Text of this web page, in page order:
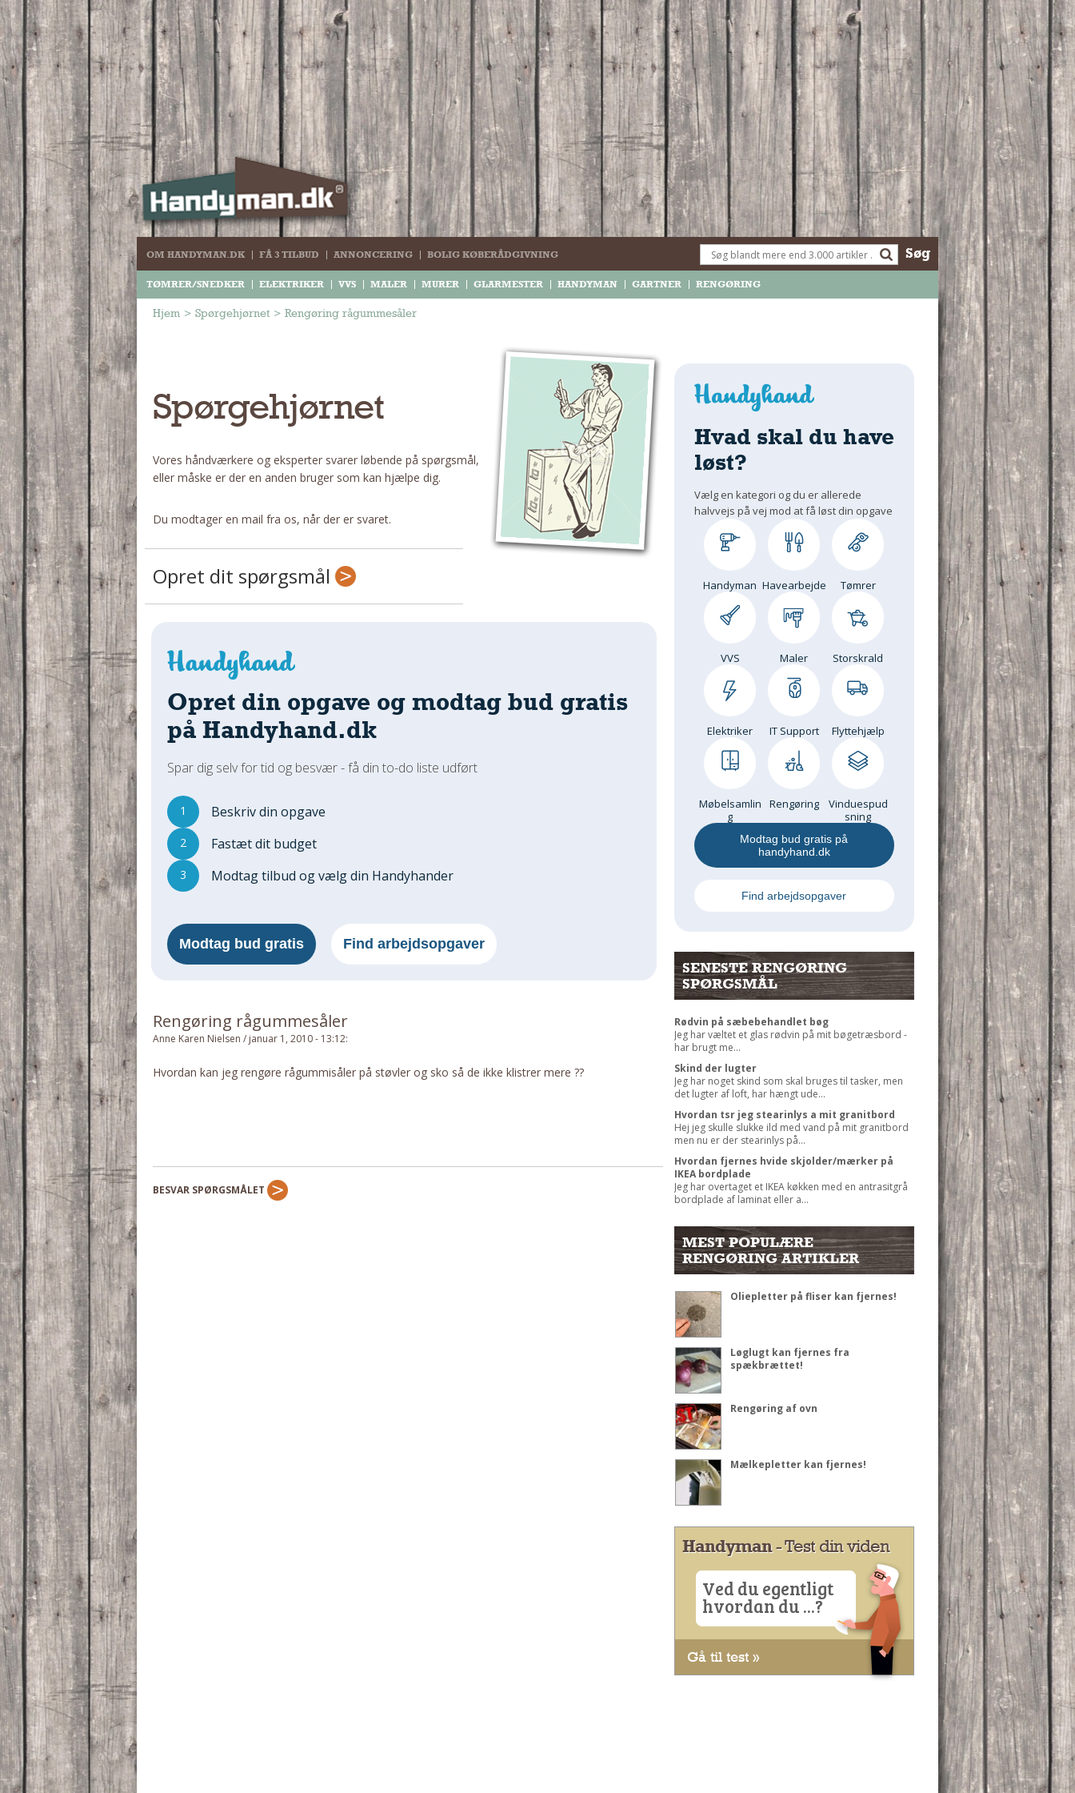
OM HANDYMAN.DK FÅ 3 TILBUD ANNONCERING BOLIG KØBERÅDGIVNING
TØMRER/SNEDKER ELEKTRIKER VVS MALER MURER GLARMESTER HANDYMAN GARTNER RENGØRING
Søg
Hjem > Spørgehjørnet > Rengøring rågummesåler
Spørgehjørnet
Vores håndværkere og eksperter svarer løbende på spørgsmål,
eller måske er der en anden bruger som kan hjælpe dig.
Du modtager en mail fra os, når der er svaret.
Opret dit spørgsmål
Opret din opgave og modtag bud gratis
på Handyhand.dk
Spar dig selv for tid og besvær - få din to-do liste udført
1 Beskriv din opgave
2 Fastæt dit budget
3 Modtag tilbud og vælg din Handyhander
Modtag bud gratis Find arbejdsopgaver
Rengøring rågummesåler
Anne Karen Nielsen / januar 1, 2010 - 13:12:
Hvordan kan jeg rengøre rågummisåler på støvler og sko så de ikke klistrer mere ??
BESVAR SPØRGSMÅLET
Hvad skal du have
løst?
Vælg en kategori og du er allerede
halvvejs på vej mod at få løst din opgave
Handyman Havearbejde Tømrer
VVS Maler Storskrald
Elektriker IT Support Flyttehjælp
Møbelsamlin
g
Rengøring
Vinduespud
sning
Modtag bud gratis på
handyhand.dk
Find arbejdsopgaver
SENESTE RENGØRING
SPØRGSMÅL
Rødvin på sæbebehandlet bøg
Jeg har væltet et glas rødvin på mit bøgetræsbord -
har brugt me...
Skind der lugter
Jeg har noget skind som skal bruges til tasker, men
det lugter af loft, har hængt ude...
Hvordan tsr jeg stearinlys a mit granitbord
Hej jeg skulle slukke ild med vand på mit granitbord
men nu er der stearinlys på...
Hvordan fjernes hvide skjolder/mærker på
IKEA bordplade
Jeg har overtaget et IKEA køkken med en antrasitgrå
bordplade af laminat eller a...
MEST POPULÆRE
RENGØRING ARTIKLER
Oliepletter på fliser kan fjernes!
Løglugt kan fjernes fra
spækbrættet!
Rengøring af ovn
Mælkepletter kan fjernes!
Handyman- Test din viden
Ved du egentligt
hvordan du ...?
Gå til test »